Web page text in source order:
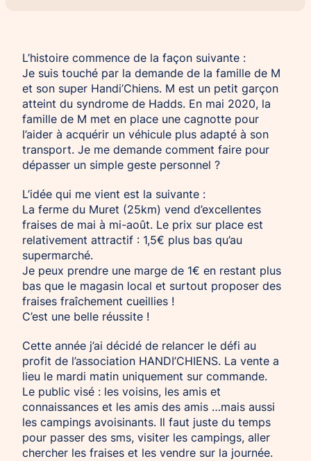
CHIENS À MISSION COLLECTIVE
Chien d’assistance d’accompagnement
social
Chien d’assistance à la réussite scolaire
Chien d’assistance judiciaire
Je m’engage / j’engage mes collaborateurs
Je lance une collecte
J’engage mes clients
L’histoire commence de la façon suivante :
Je suis touché par la demande de la famille de M
et son super Handi’Chiens. M est un petit garçon
atteint du syndrome de Hadds. En mai 2020, la
famille de M met en place une cagnotte pour
l’aider à acquérir un véhicule plus adapté à son
transport. Je me demande comment faire pour
dépasser un simple geste personnel ?
L’idée qui me vient est la suivante :
La ferme du Muret (25km) vend d’excellentes
fraises de mai à mi-août. Le prix sur place est
relativement attractif : 1,5€ plus bas qu’au
supermarché.
Je peux prendre une marge de 1€ en restant plus
bas que le magasin local et surtout proposer des
fraises fraîchement cueillies !
C’est une belle réussite !
Cette année j’ai décidé de relancer le défi au
profit de l’association HANDI’CHIENS. La vente a
lieu le mardi matin uniquement sur commande.
Le public visé : les voisins, les amis et
connaissances et les amis des amis …mais aussi
les campings avoisinants. Il faut juste du temps
pour passer des sms, visiter les campings, aller
chercher les fraises et les vendre sur la journée.